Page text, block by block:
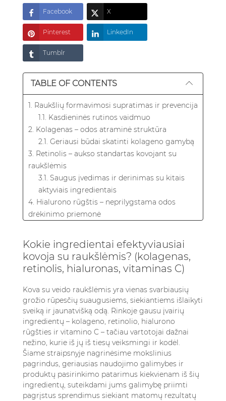
Facebook X
Pinterest LinkedIn
Tumblr
TABLE OF CONTENTS
1. Raukšlių formavimosi supratimas ir prevencija
1.1. Kasdieninės rutinos vaidmuo
2. Kolagenas – odos atraminė struktūra
2.1. Geriausi būdai skatinti kolageno gamybą
3. Retinolis – aukso standartas kovojant su
raukšlėmis
3.1. Saugus įvedimas ir derinimas su kitais
aktyviais ingredientais
4. Hialurono rūgštis – neprilygstama odos
drėkinimo priemonė
priešsenėjimo ingredientais
5. Vitaminas C – antioksidantų galia jaunatviškai
odai
5.1. Kaip pasirinkti ir naudoti vitamino C
serumus
6. Išvados
7. Dažniausiai užduodami klausimai
7.1. Kuris ingredientas greičiausiai veikia prieš
raukšles: retinolis, kolagenas, hialurono
rūgštis ar vitaminas C?
7.2. Ar šiuos ingredientus galima saugiai
derinti?
7.3. Nuo kokio amžiaus turėčiau pradėti
naudoti priešraukšlinius ingredientus?
Kokie ingredientai efektyviausiai
kovoja su raukšlėmis? (kolagenas,
retinolis, hialuronas, vitaminas C)
Kova su veido raukšlėmis yra vienas svarbiausių
grožio rūpesčių suaugusiems, siekiantiems išlaikyti
sveiką ir jaunatvišką odą. Rinkoje gausu įvairių
ingredientų – kolageno, retinolio, hialurono
rūgšties ir vitamino C – tačiau vartotojai dažnai
nežino, kurie iš jų iš tiesų veiksmingi ir kodėl.
Šiame straipsnyje nagrinėsime mokslinius
pagrindus, geriausias naudojimo galimybes ir
produktų pasirinkimo patarimus kiekvienam iš šių
ingredientų, suteikdami jums galimybę priimti
pagrįstus sprendimus siekiant matomų rezultatų